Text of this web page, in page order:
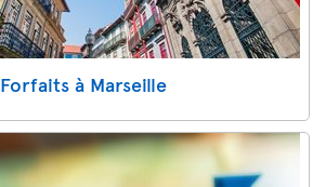
Forfaits à Marseille